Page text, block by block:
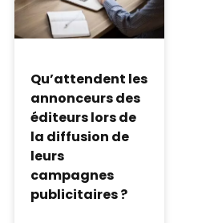
Qu’attendent les
annonceurs des
éditeurs lors de
la diffusion de
leurs
campagnes
publicitaires ?